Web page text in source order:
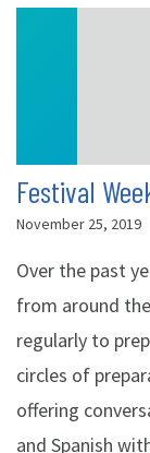
Festival
November 25, 2019
Over the past
from around
regularly to
circles of
offering
and Spanish